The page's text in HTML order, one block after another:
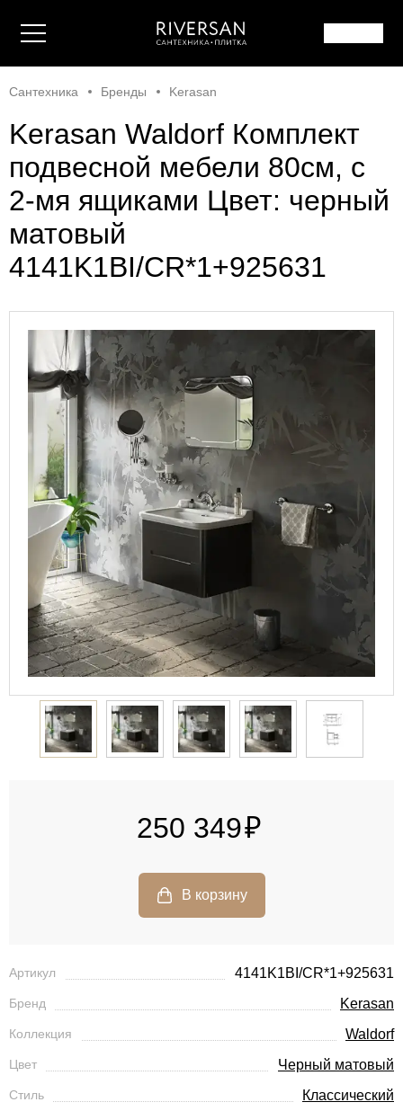
Сантехника Бренды Kerasan
Kerasan Waldorf Комплект
подвесной мебели 80см, с
2-мя ящиками Цвет: черный
матовый
4141K1BI/CR*1+925631
Артикул 4141K1BI/CR*1+925631
Бренд Kerasan
Коллекция Waldorf
Цвет Черный матовый
Стиль Классический
250 349